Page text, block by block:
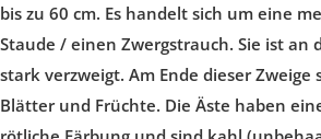
bis zu 60 cm. Es handelt sich um eine
Staude / einen Zwergstrauch. Sie ist an
stark verzweigt. Am Ende dieser Zweige
Blätter und Früchte. Die Äste haben